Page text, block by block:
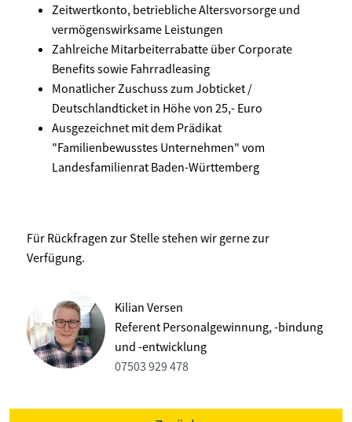
Zeitwertkonto, betriebliche Altersvorsorge und
vermögenswirksame Leistungen
Zahlreiche Mitarbeiterrabatte über Corporate
Benefits sowie Fahrradleasing
Monatlicher Zuschuss zum Jobticket /
Deutschlandticket in Höhe von 25,- Euro
Ausgezeichnet mit dem Prädikat
"Familienbewusstes Unternehmen" vom
Landesfamilienrat Baden-Württemberg
Für Rückfragen zur Stelle stehen wir gerne zur
Verfügung.
Kilian Versen
Referent Personalgewinnung, -bindung
und -entwicklung
07503 929 478